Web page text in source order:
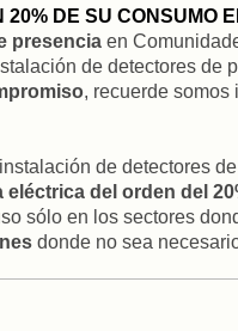
DE SU CONSUMO
presencia en
de detectores de
, recuerde
de detectores
del orden del
sólo en los sectores
donde no sea